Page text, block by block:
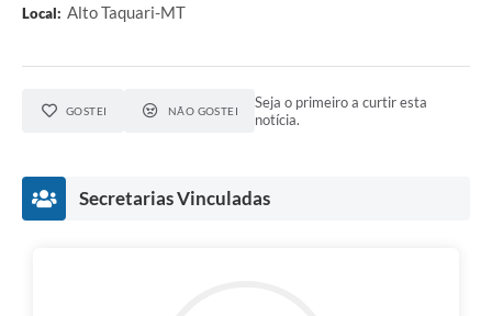
Local: Alto Taquari-MT
GOSTEI NÃO GOSTEI
Seja o primeiro a curtir esta
notícia.
Secretarias Vinculadas